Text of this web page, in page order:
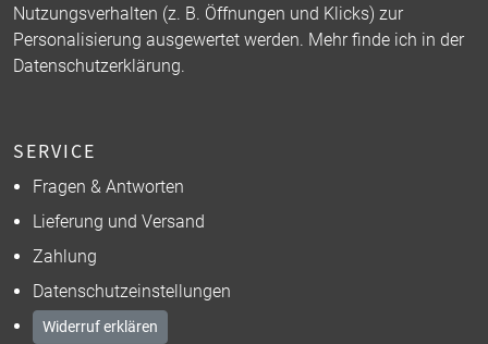
Nutzungsverhalten (z. B. Öffnungen und Klicks) zur
Personalisierung ausgewertet werden. Mehr finde ich in der
Datenschutzerklärung.
SERVICE
Fragen & Antworten
Lieferung und Versand
Zahlung
Datenschutzeinstellungen
Widerruf erklären